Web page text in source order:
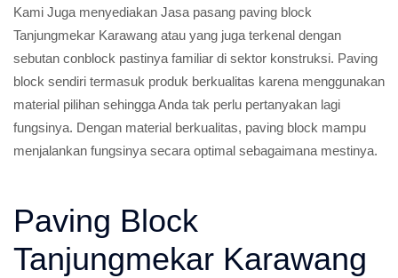
Kami Juga menyediakan Jasa pasang paving block
Tanjungmekar Karawang atau yang juga terkenal dengan
sebutan conblock pastinya familiar di sektor konstruksi. Paving
block sendiri termasuk produk berkualitas karena menggunakan
material pilihan sehingga Anda tak perlu pertanyakan lagi
fungsinya. Dengan material berkualitas, paving block mampu
menjalankan fungsinya secara optimal sebagaimana mestinya.
Paving Block
Tanjungmekar Karawang